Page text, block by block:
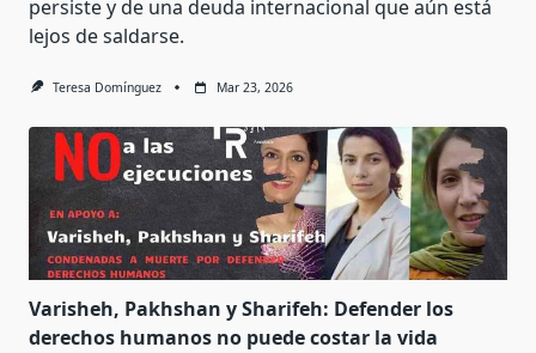
persiste y de una deuda internacional que aún está
lejos de saldarse.
Teresa Domínguez Mar 23, 2026
Varisheh, Pakhshan y Sharifeh: Defender los
derechos humanos no puede costar la vida